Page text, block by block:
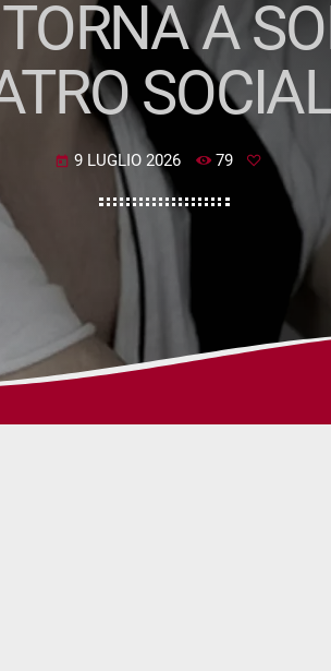
A
today 9 LUGLIO 2026 79